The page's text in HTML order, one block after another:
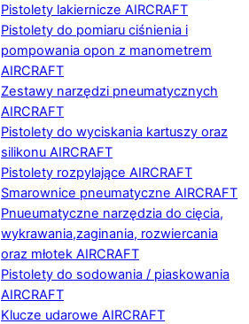
Pistolety lakiernicze AIRCRAFT
Pistolety do pomiaru ciśnienia i
pompowania opon z manometrem
AIRCRAFT
Zestawy narzędzi pneumatycznych
AIRCRAFT
Pistolety do wyciskania kartuszy oraz
silikonu AIRCRAFT
Pistolety rozpylające AIRCRAFT
Smarownice pneumatyczne AIRCRAFT
Pnueumatyczne narzędzia do cięcia,
wykrawania,zaginania, rozwiercania
oraz młotek AIRCRAFT
Pistolety do sodowania / piaskowania
AIRCRAFT
Klucze udarowe AIRCRAFT